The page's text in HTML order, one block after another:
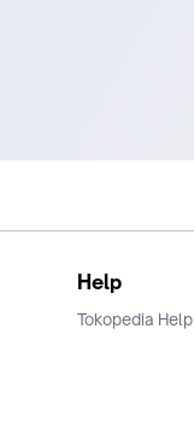
Help
Tokopedia Help